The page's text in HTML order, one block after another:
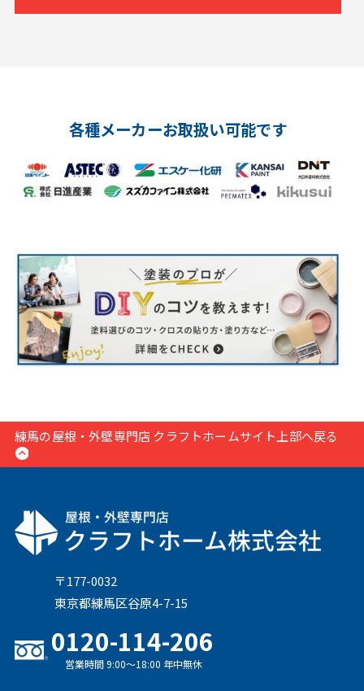
各種メーカーお取扱い可能です
練馬の屋根・外壁専門店 クラフトホームサイト上部へ戻る
〒177-0032
東京都練馬区谷原4-7-15
0120-114-206
営業時間 9:00〜18:00 年中無休